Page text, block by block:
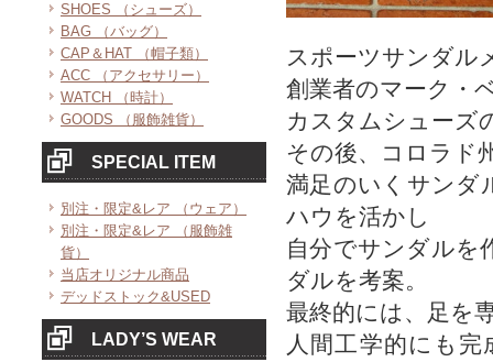
SHOES （シューズ）
BAG （バッグ）
CAP＆HAT （帽子類）
ACC （アクセサリー）
WATCH （時計）
GOODS （服飾雑貨）
SPECIAL ITEM
別注・限定&レア （ウェア）
別注・限定&レア （服飾雑
貨）
当店オリジナル商品
デッドストック&USED
LADY’S WEAR
スポーツサンダル
創業者のマーク・
カスタムシューズ
その後、コロラド
満足のいくサンダ
ハウを活かし
自分でサンダルを
ダルを考案。
最終的には、足を
人間工学的にも